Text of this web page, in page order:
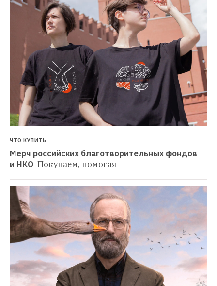
ЧТО КУПИТЬ
Мерч российских благотворительных фондов
и НКО Покупаем, помогая